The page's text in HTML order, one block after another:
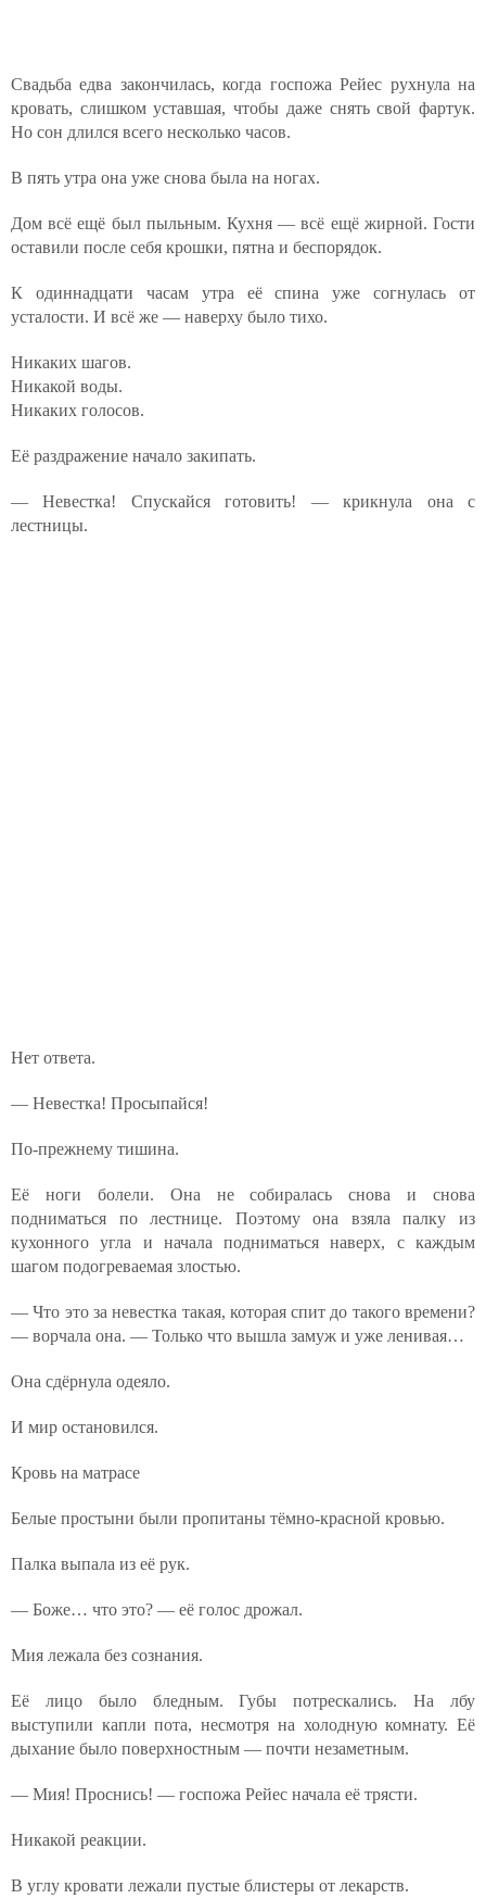
Свадьба едва закончилась, когда госпожа Рейес рухнула на
кровать, слишком уставшая, чтобы даже снять свой фартук.
Но сон длился всего несколько часов.
В пять утра она уже снова была на ногах.
Дом всё ещё был пыльным. Кухня — всё ещё жирной. Гости
оставили после себя крошки, пятна и беспорядок.
К одиннадцати часам утра её спина уже согнулась от
усталости. И всё же — наверху было тихо.
Никаких шагов.
Никакой воды.
Никаких голосов.
Её раздражение начало закипать.
— Невестка! Спускайся готовить! — крикнула она с
лестницы.
Нет ответа.
— Невестка! Просыпайся!
По-прежнему тишина.
Её ноги болели. Она не собиралась снова и снова
подниматься по лестнице. Поэтому она взяла палку из
кухонного угла и начала подниматься наверх, с каждым
шагом подогреваемая злостью.
— Что это за невестка такая, которая спит до такого времени?
— ворчала она. — Только что вышла замуж и уже ленивая…
Она сдёрнула одеяло.
И мир остановился.
Кровь на матрасе
Белые простыни были пропитаны тёмно-красной кровью.
Палка выпала из её рук.
— Боже… что это? — её голос дрожал.
Мия лежала без сознания.
Её лицо было бледным. Губы потрескались. На лбу
выступили капли пота, несмотря на холодную комнату. Её
дыхание было поверхностным — почти незаметным.
— Мия! Проснись! — госпожа Рейес начала её трясти.
Никакой реакции.
В углу кровати лежали пустые блистеры от лекарств.